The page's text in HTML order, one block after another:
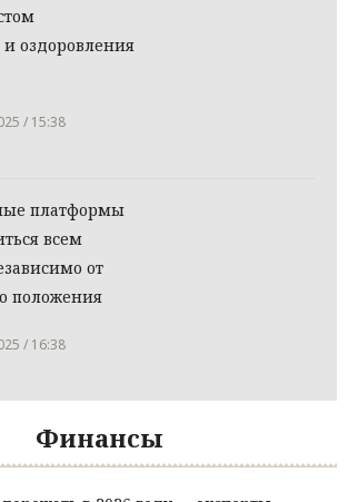
оздоровления
/ 15:38
платформы
всем
от
положения
/ 16:38
Финансы